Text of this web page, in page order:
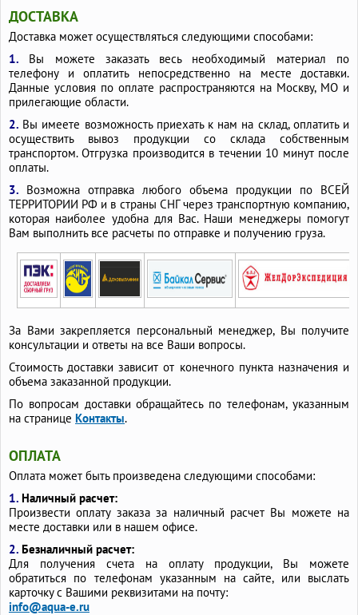
ДОСТАВКА
Доставка может осуществляться следующими способами:
1. Вы можете заказать весь необходимый материал по
телефону и оплатить непосредственно на месте доставки.
Данные условия по оплате распространяются на Москву, МО и
прилегающие области.
2. Вы имеете возможность приехать к нам на склад, оплатить и
осуществить вывоз продукции со склада собственным
транспортом. Отгрузка производится в течении 10 минут после
оплаты.
3. Возможна отправка любого объема продукции по ВСЕЙ
ТЕРРИТОРИИ РФ и в страны СНГ через транспортную компанию,
которая наиболее удобна для Вас. Наши менеджеры помогут
Вам выполнить все расчеты по отправке и получению груза.
За Вами закрепляется персональный менеджер, Вы получите
консультации и ответы на все Ваши вопросы.
Стоимость доставки зависит от конечного пункта назначения и
объема заказанной продукции.
По вопросам доставки обращайтесь по телефонам, указанным
на странице Контакты.
ОПЛАТА
Оплата может быть произведена следующими способами:
1. Наличный расчет:
Произвести оплату заказа за наличный расчет Вы можете на
месте доставки или в нашем офисе.
2. Безналичный расчет:
Для получения счета на оплату продукции, Вы можете
обратиться по телефонам указанным на сайте, или выслать
карточку с Вашими реквизитами на почту:
info@aqua-e.ru